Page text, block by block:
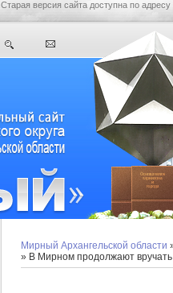
Старая версия сайта доступна по адресу
Мирный Архангельской области
» В Мирном продолжают